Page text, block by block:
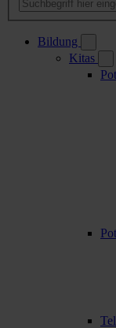
Bildung
Kitas